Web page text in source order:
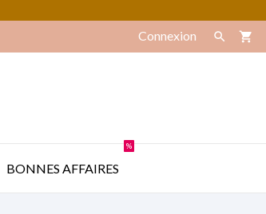
Connexion  shopping_cart
BONNES AFFAIRES
%